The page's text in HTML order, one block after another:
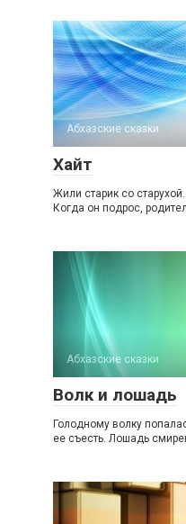
Абхазские сказки
Хайт
Жили старик со
Когда он подрос,
Абхазские сказки
Волк и лошадь
Голодному волку
ее съесть. Лошадь